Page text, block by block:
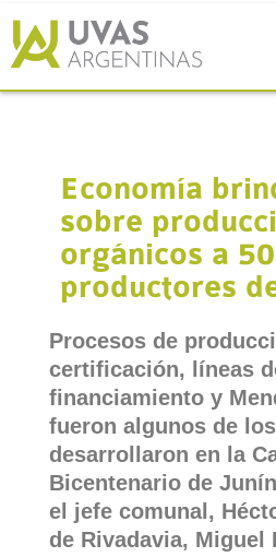
Economía
sobre
orgánicos a 50
productores
Procesos de
certificación, líneas
financiamiento y
fueron algunos de
desarrollaron en la
Bicentenario de
el jefe comunal,
de Rivadavia, Miguel